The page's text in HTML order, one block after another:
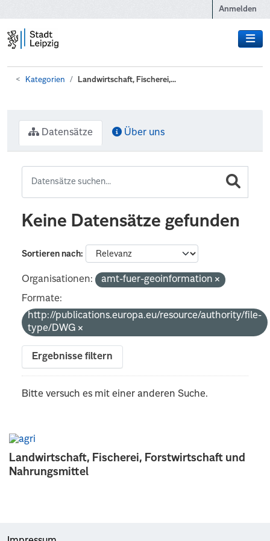
Anmelden
Kategorien Landwirtschaft, Fischerei,...
Landwirtschaft, Fischerei, Forstwirtschaft und
Nahrungsmittel
Datensätze Über uns
Keine Datensätze gefunden
Sortieren nach
Organisationen:
amt-fuer-geoinformation
Formate:
http://publications.europa.eu/resource/authority/file-
type/DWG
Ergebnisse filtern
Bitte versuch es mit einer anderen Suche.